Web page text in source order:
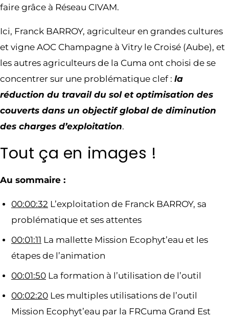
faire grâce à Réseau CIVAM.
Ici, Franck BARROY, agriculteur en grandes cultures
et vigne AOC Champagne à Vitry le Croisé (Aube), et
les autres agriculteurs de la Cuma ont choisi de se
concentrer sur une problématique clef : la
réduction du travail du sol et optimisation des
couverts dans un objectif global de diminution
des charges d’exploitation.
Tout ça en images !
Au sommaire :
00:00:32 L’exploitation de Franck BARROY, sa
problématique et ses attentes
00:01:11 La mallette Mission Ecophyt’eau et les
étapes de l’animation
00:01:50 La formation à l’utilisation de l’outil
00:02:20 Les multiples utilisations de l’outil
Mission Ecophyt’eau par la FRCuma Grand Est